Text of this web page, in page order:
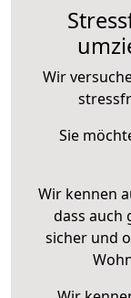
Wir
Sie
Wir kennen
dass auch
sicher und